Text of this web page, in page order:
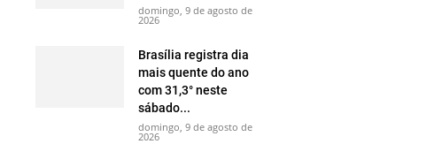
domingo, 9 de agosto de
2026
Brasília registra dia
mais quente do ano
com 31,3° neste
sábado...
domingo, 9 de agosto de
2026